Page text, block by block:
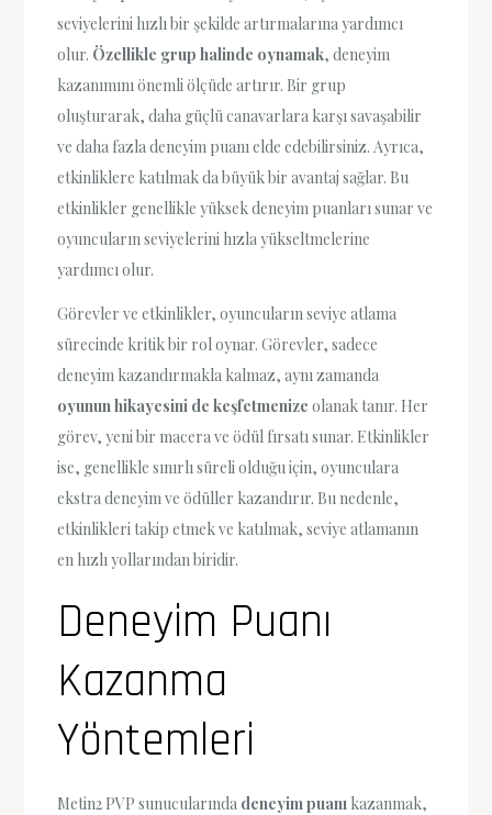
seviyelerini hızlı bir şekilde artırmalarına yardımcı
olur. Özellikle grup halinde oynamak, deneyim
kazanımını önemli ölçüde artırır. Bir grup
oluşturarak, daha güçlü canavarlara karşı savaşabilir
ve daha fazla deneyim puanı elde edebilirsiniz. Ayrıca,
etkinliklere katılmak da büyük bir avantaj sağlar. Bu
etkinlikler genellikle yüksek deneyim puanları sunar ve
oyuncuların seviyelerini hızla yükseltmelerine
yardımcı olur.
Görevler ve etkinlikler, oyuncuların seviye atlama
sürecinde kritik bir rol oynar. Görevler, sadece
deneyim kazandırmakla kalmaz, aynı zamanda
oyunun hikayesini de keşfetmenize olanak tanır. Her
görev, yeni bir macera ve ödül fırsatı sunar. Etkinlikler
ise, genellikle sınırlı süreli olduğu için, oyunculara
ekstra deneyim ve ödüller kazandırır. Bu nedenle,
etkinlikleri takip etmek ve katılmak, seviye atlamanın
en hızlı yollarından biridir.
Deneyim Puanı
Kazanma
Yöntemleri
Metin2 PVP sunucularında deneyim puanı kazanmak,